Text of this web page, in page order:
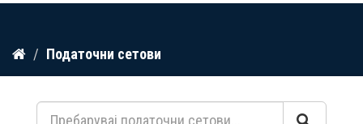
Прескокнете
содржина
Податочни сетови